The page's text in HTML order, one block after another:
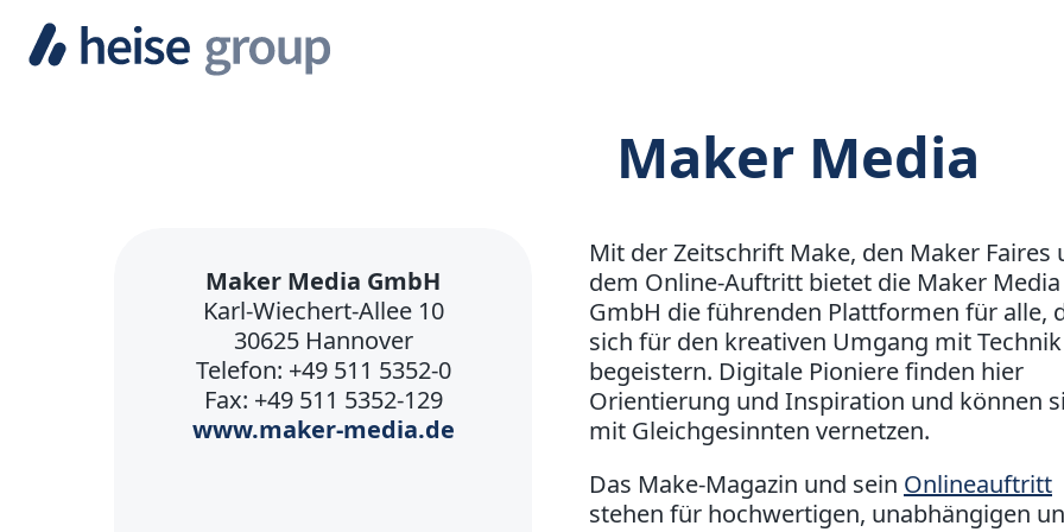
Maker Media
Mit der Zeitschrift Make, den Maker Faires
dem Online-Auftritt bietet die Maker Media
GmbH die führenden Plattformen für alle,
sich für den kreativen Umgang mit Technik
begeistern. Digitale Pioniere finden hier
Orientierung und Inspiration und können
mit Gleichgesinnten vernetzen.
Das Make-Magazin und sein Onlineauftritt
stehen für hochwertigen, unabhängigen
Maker Media GmbH
Karl-Wiechert-Allee 10
30625 Hannover
Telefon: +49 511 5352-0
Fax: +49 511 5352-129
www.maker-media.de